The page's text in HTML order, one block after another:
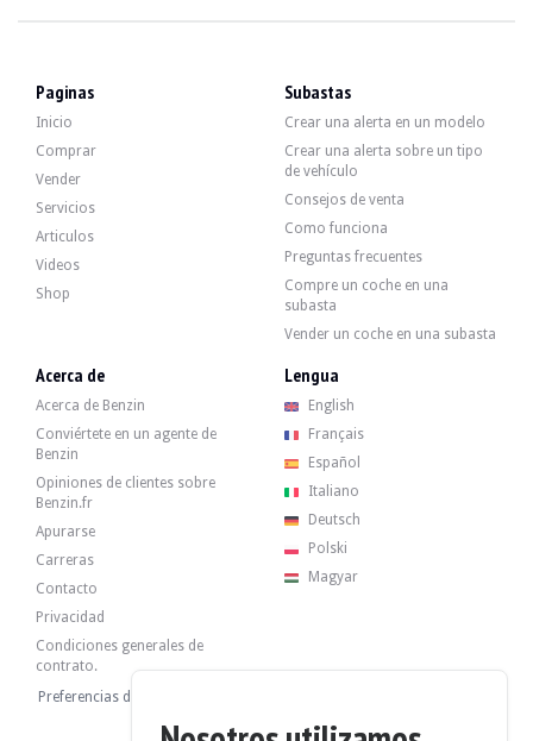
Descripción
Este Audi TT de 2007, de origen alemán, tiene 215 000 km. El vendedor
En el exterior, el vendedor indica que el vehículo se encuentra en estado
En el interior, el vendedor indica que el vehículo se encuentra en estado
El motor es un 4 cilindros turbo de 2,0 litros que desarrolla 200 CV. El
El coche tiene 4 llantas de aluminio en estado medio, con neumáticos en buen
Paginas
Inicio
Comprar
Vender
Servicios
Articulos
Videos
Shop
Subastas
Crear una alerta en un modelo
Crear una alerta sobre un tipo
de vehículo
Consejos de venta
Como funciona
Preguntas frecuentes
Compre un coche en una
subasta
Vender un coche en una subasta
Acerca de
Acerca de Benzin
Conviértete en un agente de
Benzin
Opiniones de clientes sobre
Benzin.fr
Apurarse
Carreras
Contacto
Privacidad
Condiciones generales de
contrato.
Preferencias de cookies
Lengua
English
Français
Español
Italiano
Deutsch
Polski
Magyar